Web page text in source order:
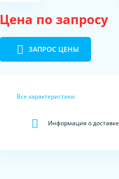
Цена по запросу
ЗАПРОС ЦЕНЫ
Все характеристики
Информация о доставке